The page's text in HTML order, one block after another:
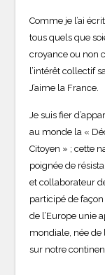
Comme je l’ai
tous quels que
croyance ou non
l’intérêt collectif
J’aime la France.
Je suis fier
au monde la «
Citoyen » ; cette
poignée de
et collaborateur
participé de
de l’Europe unie
mondiale, née de
sur notre